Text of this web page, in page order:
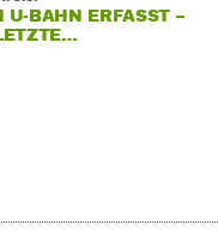
U-BAHN ERFASST –